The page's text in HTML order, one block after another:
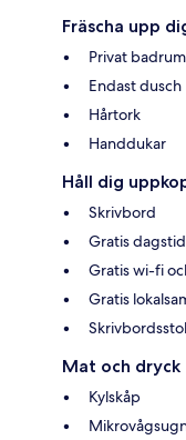
Fräscha upp
Privat badrum
Endast dusch
Hårtork
Handdukar
Håll dig
Skrivbord
Gratis
Gratis wi-fi
Gratis
Skrivbordsstol
Mat och dryck
Kylskåp